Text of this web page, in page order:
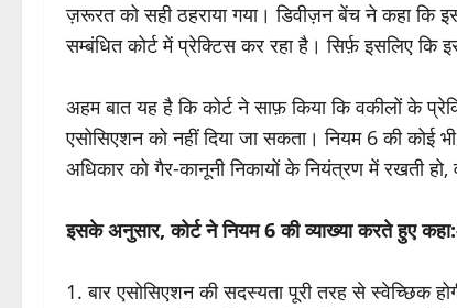
ज़रूरत को सही ठहराया गया। डिवीज़न बेंच ने कहा
सम्बंधित कोर्ट में प्रेक्टिस कर रहा है। सिर्फ़ इसलिए
अहम बात यह है कि कोर्ट ने साफ़ किया कि वकीलों के
एसोसिएशन को नहीं दिया जा सकता। नियम 6 की कोई
अधिकार को गैर-कानूनी निकायों के नियंत्रण में रखती हो,
इसके अनुसार, कोर्ट ने नियम 6 की व्याख्या करते हुए
1. बार एसोसिएशन की सदस्यता पूरी तरह से स्वेच्छिक